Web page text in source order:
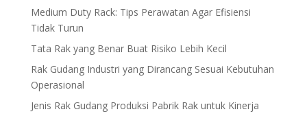
Medium Duty Rack: Tips Perawatan Agar Efisiensi
Tidak Turun
Tata Rak yang Benar Buat Risiko Lebih Kecil
Rak Gudang Industri yang Dirancang Sesuai Kebutuhan
Operasional
Jenis Rak Gudang Produksi Pabrik Rak untuk Kinerja